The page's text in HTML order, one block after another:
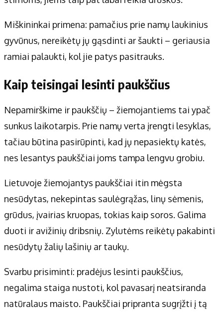
Miškininkai primena: pamačius prie namų laukinius
gyvūnus, nereikėtų jų gąsdinti ar šaukti – geriausia
ramiai palaukti, kol jie patys pasitrauks.
Kaip teisingai lesinti paukščius
Nepamirškime ir paukščių – žiemojantiems tai ypač
sunkus laikotarpis. Prie namų verta įrengti lesyklas,
tačiau būtina pasirūpinti, kad jų nepasiektų katės,
nes lesantys paukščiai joms tampa lengvu grobiu.
Lietuvoje žiemojantys paukščiai itin mėgsta
nesūdytas, nekepintas saulėgrąžas, linų sėmenis,
grūdus, įvairias kruopas, tokias kaip soros. Galima
duoti ir avižinių dribsnių. Zylutėms reikėtų pakabinti
nesūdytų žalių lašinių ar taukų.
Svarbu prisiminti: pradėjus lesinti paukščius,
negalima staiga nustoti, kol pavasarį neatsiranda
natūralaus maisto. Paukščiai pripranta sugrįžti į tą